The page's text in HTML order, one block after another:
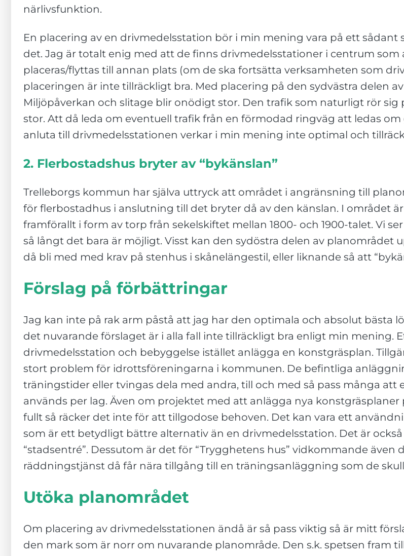
närlivsfunktion.
En placering av en drivmedelsstation bör i min mening vara på ett
det. Jag är totalt enig med att de finns drivmedelsstationer i centrum
placeras/flyttas till annan plats (om de ska fortsätta verksamheten som
placeringen är inte tillräckligt bra. Med placering på den sydvästra delen
Miljöpåverkan och slitage blir onödigt stor. Den trafik som naturligt rör sig
stor. Att då leda om eventuell trafik från en förmodad ringväg att ledas
anluta till drivmedelsstationen verkar i min mening inte optimal och
2. Flerbostadshus bryter av “bykänslan”
Trelleborgs kommun har själva uttryck att området i angränsning till
för flerbostadhus i anslutning till det bryter då av den känslan. I området
framförallt i form av torp från sekelskiftet mellan 1800- och 1900-talet. Vi
så långt det bara är möjligt. Visst kan den sydöstra delen av planområdet
då bli med med krav på stenhus i skånelängestil, eller liknande så att
Förslag på förbättringar
Jag kan inte på rak arm påstå att jag har den optimala och absolut bästa
det nuvarande förslaget är i alla fall inte tillräckligt bra enligt min mening.
drivmedelsstation och bebyggelse istället anlägga en konstgräsplan.
stort problem för idrottsföreningarna i kommunen. De befintliga
träningstider eller tvingas dela med andra, till och med så pass många
används per lag. Även om projektet med att anlägga nya
fullt så räcker det inte för att tillgodose behoven. Det kan vara ett
som är ett betydligt bättre alternativ än en drivmedelsstation. Det är
“stadsentré”. Dessutom är det för “Trygghetens hus” vidkommande
räddningstjänst då får nära tillgång till en träningsanläggning som de
Utöka planområdet
Om placering av drivmedelsstationen ändå är så pass viktig så är mitt
den mark som är norr om nuvarande planområde. Den s.k. spetsen fram